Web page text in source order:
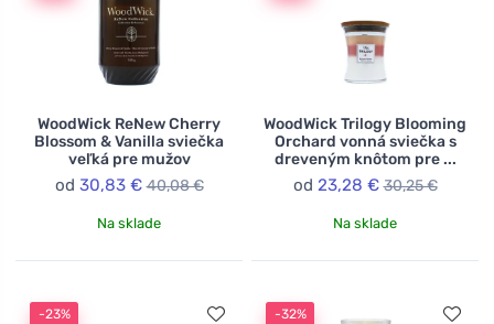
WoodWick ReNew Cherry
Blossom & Vanilla sviečka
veľká pre mužov
od 30,83 € 40,08 €
Na sklade
WoodWick Trilogy Blooming
Orchard vonná sviečka s
dreveným knôtom pre ...
od 23,28 € 30,25 €
Na sklade
-23% -32%